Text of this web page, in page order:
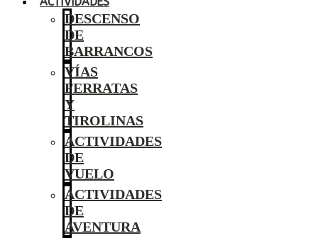
DESCENSO
DE
BARRANCOS
VÍAS
FERRATAS
Y
TIROLINAS
ACTIVIDADES
DE
VUELO
ACTIVIDADES
DE
AVENTURA